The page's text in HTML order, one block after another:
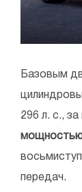
Базовым
296 л. с.,
мощностью
передач.